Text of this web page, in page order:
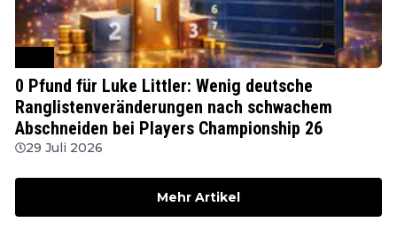
0 Pfund für Luke Littler: Wenig deutsche
Ranglistenveränderungen nach schwachem
Abschneiden bei Players Championship 26
29 Juli 2026
Mehr Artikel